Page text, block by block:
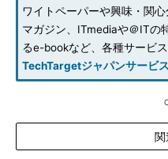
ワイトペーパーや興味・関
マガジン、ITmediaや＠ITの
るe-bookなど、各種サービ
TechTargetジャパンサービ
関